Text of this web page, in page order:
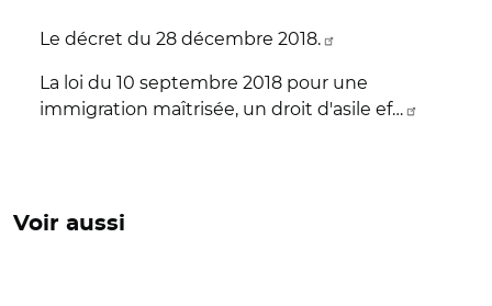
Le décret du 28 décembre 2018.
La loi du 10 septembre 2018 pour une
immigration maîtrisée, un droit d'asile ef…
Voir aussi